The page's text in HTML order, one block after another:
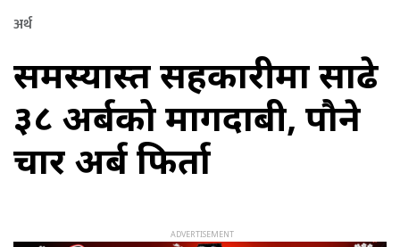
अर्थ
समस्याग्रस्त सहकारीमा साढे
३८ अर्बको मागदाबी, पौने
चार अर्ब फिर्ता